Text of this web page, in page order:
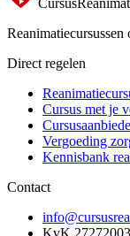
Direct regelen
Cursus met je
Vergoeding
Kennisbank
Contact
KvK 27272003